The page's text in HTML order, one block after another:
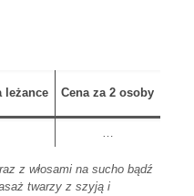
leżance Cena za 2 osoby
…
z włosami na sucho bądź
twarzy z szyją i